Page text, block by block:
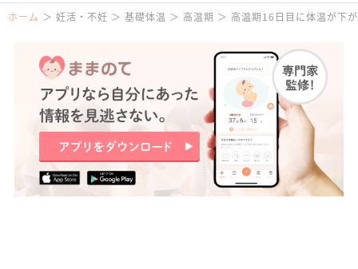
ホーム 妊活・不妊 基礎体温 高温期 高温期16日目に体温が下